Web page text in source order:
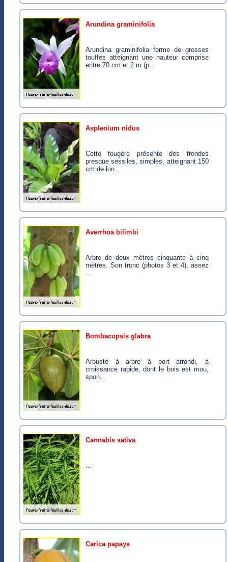
arundina graminifolia
Arundina graminifolia forme de grosses
touffes atteignant une hauteur comprise
entre 70 cm et 2 m (p...
asplenium nidus
Cette fougère présente des frondes
presque sessiles, simples, atteignant 150
cm de lon...
averrhoa bilimbi
Arbre de deux mètres cinquante à cinq
mètres. Son tronc (photos 3 et 4), assez
...
bombacopsis glabra
Arbuste à arbre à port arrondi, à
croissance rapide, dont le bois est mou,
spon...
cannabis sativa
...
carica papaya